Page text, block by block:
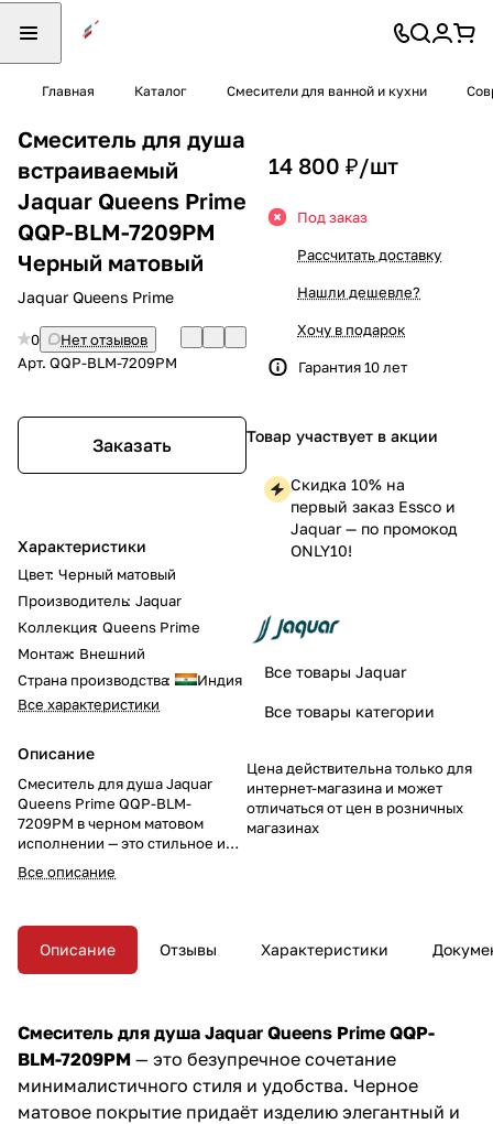
Главная Каталог Смесители для ванной и кухни
Смеситель для душа
встраиваемый
Jaquar Queens Prime
QQP-BLM-7209PM
Черный матовый
Jaquar Queens Prime
0
Нет отзывов
Арт. QQP-BLM-7209PM
Заказать
Характеристики
Цвет: Черный матовый
Производитель: Jaquar
Коллекция: Queens Prime
Монтаж: Внешний
Страна производства:
Индия
Все характеристики
Описание
Смеситель для душа Jaquar
Queens Prime QQP-BLM-
7209PM в черном матовом
исполнении — это стильное и
минималистичное решение для
вашего душа. Встраиваемая
дизайн делают этот смеситель
идеальным выбором для
современного интерьера.
Все описание
14 800 ₽/шт
Под заказ
Рассчитать доставку
Нашли дешевле?
Хочу в подарок
Гарантия 10 лет
Товар участвует в акции
Скидка 10% на
первый заказ Essco и
Jaquar — по промокод
ONLY10!
Все товары Jaquar
Все товары категории
Цена действительна только для
интернет-магазина и может
отличаться от цен в розничных
магазинах
Описание Отзывы Характеристики
Смеситель для душа Jaquar Queens Prime QQP-
BLM-7209PM — это безупречное сочетание
минималистичного стиля и удобства. Черное
матовое покрытие придаёт изделию элегантный и